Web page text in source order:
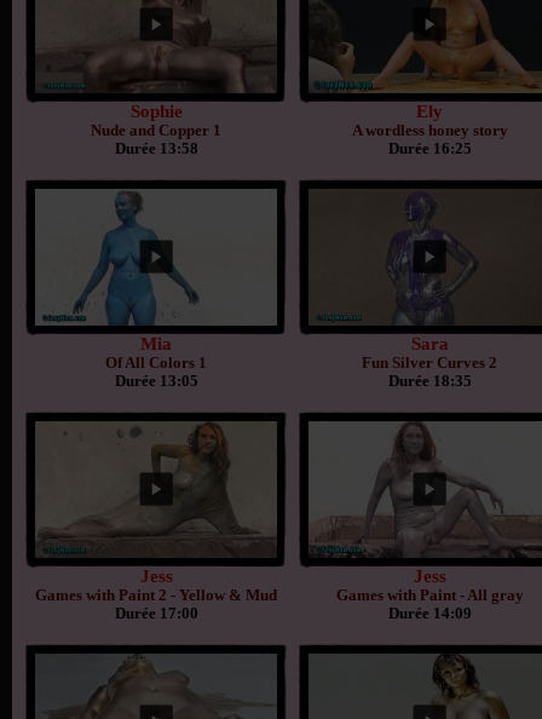
Sophie
Nude and Copper 1
Durée 13:58
Ely
A wordless honey story
Durée 16:25
Mia
Of All Colors 1
Durée 13:05
Sara
Fun Silver Curves 2
Durée 18:35
Jess
Games with Paint 2 - Yellow & Mud
Durée 17:00
Jess
Games with Paint - All gray
Durée 14:09